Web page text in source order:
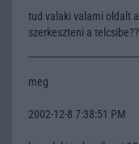
tud valaki valami oldalt
szerkeszteni a
meg
2002-12-8 7:38:51 PM